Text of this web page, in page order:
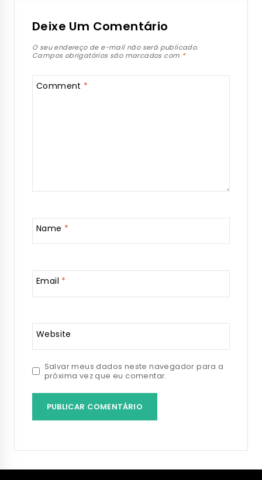
Deixe Um Comentário
O seu endereço de e-mail não será publicado.
Campos obrigatórios são marcados com *
Comment *
Name *
Email *
Website
Salvar meus dados neste navegador para a
próxima vez que eu comentar.